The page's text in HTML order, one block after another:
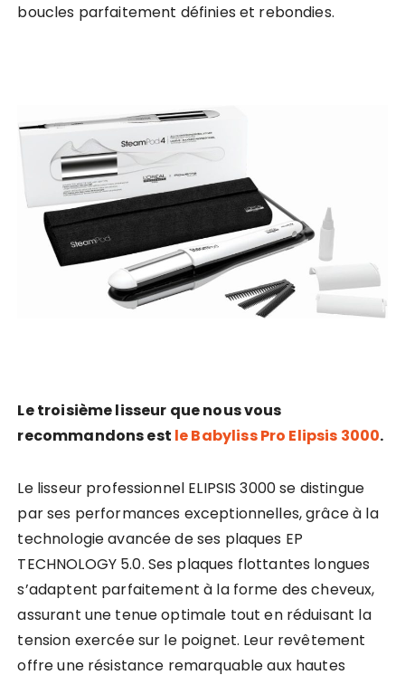
boucles parfaitement définies et rebondies.
Le troisième lisseur que nous vous
recommandons est le Babyliss Pro Elipsis 3000.
Le lisseur professionnel ELIPSIS 3000 se distingue
par ses performances exceptionnelles, grâce à la
technologie avancée de ses plaques EP
TECHNOLOGY 5.0. Ses plaques flottantes longues
s’adaptent parfaitement à la forme des cheveux,
assurant une tenue optimale tout en réduisant la
tension exercée sur le poignet. Leur revêtement
offre une résistance remarquable aux hautes